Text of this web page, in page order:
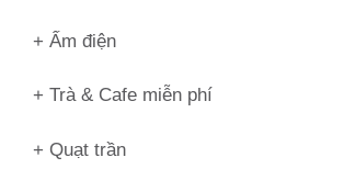
+ Ấm điện
+ Trà & Cafe miễn phí
+ Quạt trần